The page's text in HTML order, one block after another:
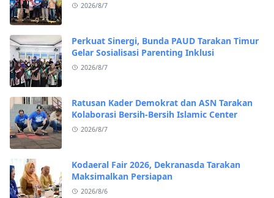
2026/8/7
Perkuat Sinergi, Bunda PAUD Tarakan Timur
Gelar Sosialisasi Parenting Inklusi
2026/8/7
Ratusan Kader Demokrat dan ASN Tarakan
Kolaborasi Bersih-Bersih Islamic Center
2026/8/7
Kodaeral Fair 2026, Dekranasda Tarakan
Maksimalkan Persiapan
2026/8/6